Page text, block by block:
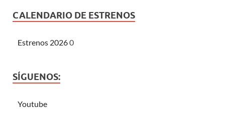
CALENDARIO DE ESTRENOS
Estrenos 20260
SÍGUENOS:
Youtube